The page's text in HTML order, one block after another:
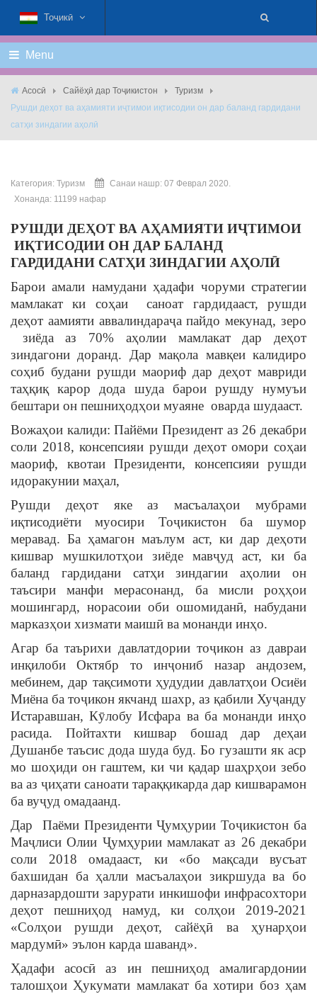
Тоҷикӣ
Menu
Асосӣ Сайёҳӣ дар Тоҷикистон
Туризм
Рушди деҳот ва аҳамияти иҷтимои иқтисодии он дар баланд гардидани
сатҳи зиндагии аҳолӣ
Категория: Туризм
Санаи нашр: 07 Феврал 2020.
Хонанда: 11199 нафар
РУШДИ ДЕҲОТ ВА АҲАМИЯТИ ИҶТИМОИ
ИҚТИСОДИИ ОН ДАР БАЛАНД
ГАРДИДАНИ САТҲИ ЗИНДАГИИ АҲОЛӢ
Барои амали намудани ҳадафи чоруми стратегии
мамлакат ки соҳаи саноат гардидааст, рушди
деҳот аамияти аввалиндараҷа пайдо мекунад, зеро
зиёда аз 70% аҳолии мамлакат дар деҳот
зиндагони доранд. Дар мақола мавқеи калидиро
соҳиб будани рушди маориф дар деҳот мавриди
таҳқиқ карор дода шуда барои рушду нумуъи
бештари он пешниҳодҳои муаяне оварда шудааст.
Вожаҳои калиди: Пайёми Президент аз 26 декабри
соли 2018, консепсияи рушди деҳот омори соҳаи
маориф, квотаи Президенти, консепсияи рушди
идоракунии маҳал,
Рушди деҳот яке аз масъалаҳои мубрами
иқтисодиёти муосири Тоҷикистон ба шумор
меравад. Ба ҳамагон маълум аст, ки дар деҳоти
кишвар мушкилотҳои зиёде мавҷуд аст, ки ба
баланд гардидани сатҳи зиндагии аҳолии он
таъсири манфи мерасонанд, ба мисли роҳҳои
мошингард, норасоии оби ошомиданӣ, набудани
марказҳои хизмати маишӣ ва монанди инҳо.
Агар ба таърихи давлатдории тоҷикон аз давраи
инқилоби Октябр то инҷониб назар андозем,
мебинем, дар тақсимоти ҳудудии давлатҳои Осиёи
Миёна ба тоҷикон якчанд шахр, аз қабили Хуҷанду
Истаравшан, Кӯлобу Исфара ва ба монанди инҳо
расида. Пойтахти кишвар бошад дар деҳаи
Душанбе таъсис дода шуда буд. Бо гузашти як аср
мо шоҳиди он гаштем, ки чи қадар шаҳрҳои зебо
ва аз ҷиҳати саноати тараққикарда дар кишварамон
ба вуҷуд омадаанд.
Дар Паёми Президенти Ҷумҳурии Тоҷикистон ба
Маҷлиси Олии Ҷумҳурии мамлакат аз 26 декабри
соли 2018 омадааст, ки «бо мақсади вусъат
бахшидан ба ҳалли масъалаҳои зикршуда ва бо
дарназардошти зарурати инкишофи инфрасохтори
деҳот пешниҳод намуд, ки солҳои 2019-2021
«Солҳои рушди деҳот, сайёҳӣ ва ҳунарҳои
мардумӣ» эълон карда шаванд».
Ҳадафи асосӣ аз ин пешниҳод амалигардонии
талошҳои Ҳукумати мамлакат ба хотири боз ҳам